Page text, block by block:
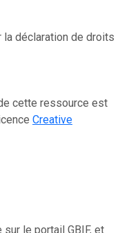
déclaration de droits
cette ressource est
Creative
le portail GBIF, et